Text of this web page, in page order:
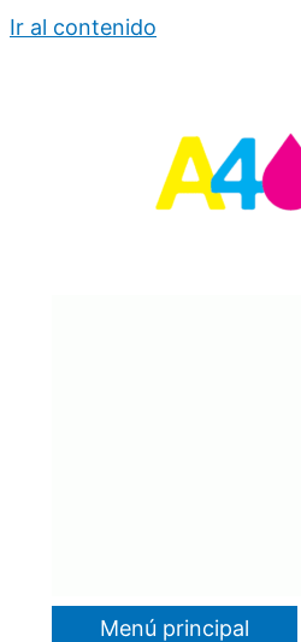
Ir al contenido
Menú principal